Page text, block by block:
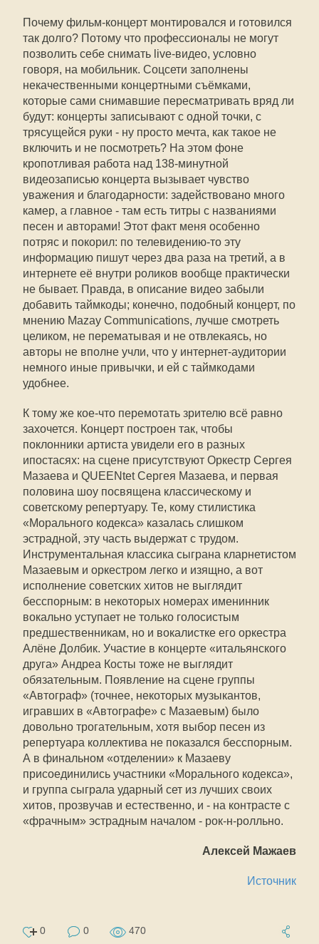
Почему фильм-концерт монтировался и готовился
так долго? Потому что профессионалы не могут
позволить себе снимать live-видео, условно
говоря, на мобильник. Соцсети заполнены
некачественными концертными съёмками,
которые сами снимавшие пересматривать вряд ли
будут: концерты записывают с одной точки, с
трясущейся руки - ну просто мечта, как такое не
включить и не посмотреть? На этом фоне
кропотливая работа над 138-минутной
видеозаписью концерта вызывает чувство
уважения и благодарности: задействовано много
камер, а главное - там есть титры с названиями
песен и авторами! Этот факт меня особенно
потряс и покорил: по телевидению-то эту
информацию пишут через два раза на третий, а в
интернете её внутри роликов вообще практически
не бывает. Правда, в описание видео забыли
добавить таймкоды; конечно, подобный концерт, по
мнению Mazay Communications, лучше смотреть
целиком, не перематывая и не отвлекаясь, но
авторы не вполне учли, что у интернет-аудитории
немного иные привычки, и ей с таймкодами
удобнее.
К тому же кое-что перемотать зрителю всё равно
захочется. Концерт построен так, чтобы
поклонники артиста увидели его в разных
ипостасях: на сцене присутствуют Оркестр Сергея
Мазаева и QUEENtet Сергея Мазаева, и первая
половина шоу посвящена классическому и
советскому репертуару. Те, кому стилистика
«Морального кодекса» казалась слишком
эстрадной, эту часть выдержат с трудом.
Инструментальная классика сыграна кларнетистом
Мазаевым и оркестром легко и изящно, а вот
исполнение советских хитов не выглядит
бесспорным: в некоторых номерах именинник
вокально уступает не только голосистым
предшественникам, но и вокалистке его оркестра
Алёне Долбик. Участие в концерте «итальянского
друга» Андреа Косты тоже не выглядит
обязательным. Появление на сцене группы
«Автограф» (точнее, некоторых музыкантов,
игравших в «Автографе» с Мазаевым) было
довольно трогательным, хотя выбор песен из
репертуара коллектива не показался бесспорным.
А в финальном «отделении» к Мазаеву
присоединились участники «Морального кодекса»,
и группа сыграла ударный сет из лучших своих
хитов, прозвучав и естественно, и - на контрасте с
«фрачным» эстрадным началом - рок-н-ролльно.
Алексей Мажаев
Источник
0 0 470